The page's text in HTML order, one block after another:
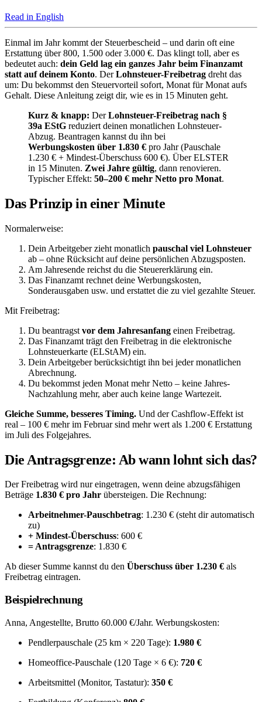
Read in English
Einmal im Jahr kommt der Steuerbescheid – und darin oft eine
Erstattung über 800, 1.500 oder 3.000 €. Das klingt toll, aber es
bedeutet auch: dein Geld lag ein ganzes Jahr beim Finanzamt
statt auf deinem Konto. DerLohnsteuer-Freibetrag dreht das
um: Du bekommst den Steuervorteil sofort, Monat für Monat aufs
Gehalt. Diese Anleitung zeigt dir, wie es in 15 Minuten geht.
Kurz & knapp: DerLohnsteuer-Freibetrag nach §
39a EStG reduziert deinen monatlichen Lohnsteuer-
Abzug. Beantragen kannst du ihn bei
Werbungskosten über 1.830 € pro Jahr (Pauschale
1.230 € + Mindest-Überschuss 600 €). Über ELSTER
in 15 Minuten. Zwei Jahre gültig, dann renovieren.
Typischer Effekt: 50–200 € mehr Netto pro Monat.
Das Prinzip in einer Minute
Normalerweise:
Dein Arbeitgeber zieht monatlich pauschal viel Lohnsteuer
ab – ohne Rücksicht auf deine persönlichen Abzugsposten.
Am Jahresende reichst du die Steuererklärung ein.
Das Finanzamt rechnet deine Werbungskosten,
Sonderausgaben usw. und erstattet die zu viel gezahlte Steuer.
Mit Freibetrag:
Du beantragst vor dem Jahresanfang einen Freibetrag.
Das Finanzamt trägt den Freibetrag in die elektronische
Lohnsteuerkarte (ELStAM) ein.
Dein Arbeitgeber berücksichtigt ihn bei jeder monatlichen
Abrechnung.
Du bekommst jeden Monat mehr Netto – keine Jahres-
Nachzahlung mehr, aber auch keine lange Wartezeit.
Gleiche Summe, besseres Timing. Und der Cashflow-Effekt ist
real – 100 € mehr im Februar sind mehr wert als 1.200 € Erstattung
im Juli des Folgejahres.
Die Antragsgrenze: Ab wann lohnt sich das?
Der Freibetrag wird nur eingetragen, wenn deine abzugsfähigen
Beträge 1.830 € pro Jahr übersteigen. Die Rechnung:
Arbeitnehmer-Pauschbetrag: 1.230 € (steht dir automatisch
zu)
+ Mindest-Überschuss: 600 €
= Antragsgrenze: 1.830 €
Ab dieser Summe kannst du den Überschuss über 1.230 € als
Freibetrag eintragen.
Beispielrechnung
Anna, Angestellte, Brutto 60.000 €/Jahr. Werbungskosten:
Pendlerpauschale (25 km × 220 Tage): 1.980 €
Homeoffice-Pauschale (120 Tage × 6 €): 720 €
Arbeitsmittel (Monitor, Tastatur): 350 €